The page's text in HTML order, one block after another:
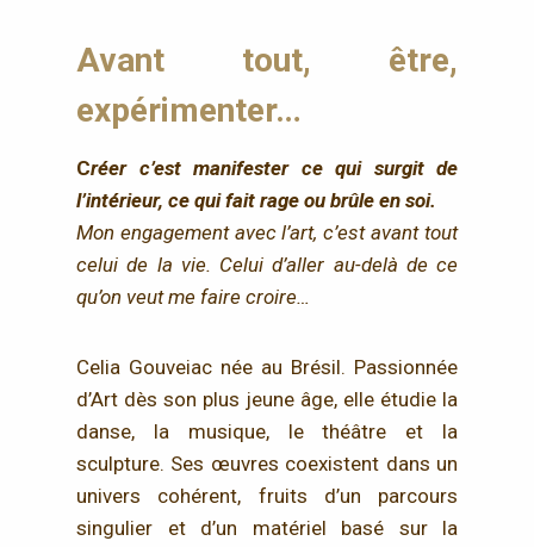
Avant tout, être,
expérimenter…
Créer c’est manifester ce qui surgit de
l’intérieur, ce qui fait rage ou brûle en soi.
Mon engagement avec l’art, c’est avant tout
celui de la vie. Celui d’aller au-delà de ce
qu’on veut me faire croire…
Celia Gouveiac née au Brésil. Passionnée
d’Art dès son plus jeune âge, elle étudie la
danse, la musique, le théâtre et la
sculpture. Ses œuvres coexistent dans un
univers cohérent, fruits d’un parcours
singulier et d’un matériel basé sur la